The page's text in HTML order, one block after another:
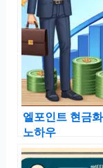
엘포인트 현금
노하우